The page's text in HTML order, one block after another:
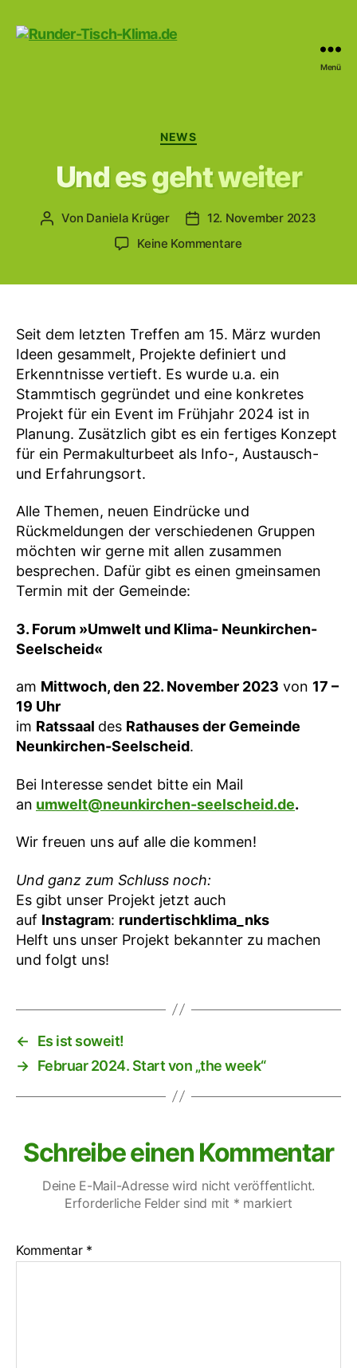
Menü
Kategorien
NEWS
Und es geht weiter
Beitragsautor
Von Daniela Krüger Beitragsdatum
12. November 2023
Keine Kommentarezu
Seit dem letzten Treffen am 15. März wurden
Ideen gesammelt, Projekte definiert und
Erkenntnisse vertieft. Es wurde u.a. ein
Stammtisch gegründet und eine konkretes
Projekt für ein Event im Frühjahr 2024 ist in
Planung. Zusätzlich gibt es ein fertiges Konzept
für ein Permakulturbeet als Info-, Austausch-
und Erfahrungsort.
Alle Themen, neuen Eindrücke und
Rückmeldungen der verschiedenen Gruppen
möchten wir gerne mit allen zusammen
besprechen. Dafür gibt es einen gmeinsamen
Termin mit der Gemeinde:
3. Forum »Umwelt und Klima- Neunkirchen-
Seelscheid«
am Mittwoch, den 22. November 2023 von 17 –
19 Uhr
im Ratssaal des Rathauses der Gemeinde
Neunkirchen-Seelscheid.
Bei Interesse sendet bitte ein Mail
an umwelt@neunkirchen-seelscheid.de.
Wir freuen uns auf alle die kommen!
Und ganz zum Schluss noch:
Es gibt unser Projekt jetzt auch
auf Instagram: rundertischklima_nks
Helft uns unser Projekt bekannter zu machen
und folgt uns!
←
Es ist soweit!
→ Februar 2024. Start von „the week“
Schreibe einen Kommentar
Deine E-Mail-Adresse wird nicht veröffentlicht.
Erforderliche Felder sind mit * markiert
Kommentar *